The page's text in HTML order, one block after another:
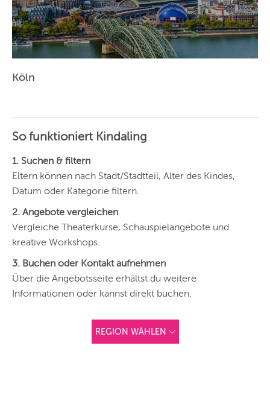
Köln
So funktioniert Kindaling
1. Suchen & filtern
Eltern können nach Stadt/Stadtteil, Alter des Kindes,
Datum oder Kategorie filtern.
2. Angebote vergleichen
Vergleiche Theaterkurse, Schauspielangebote und
kreative Workshops.
3. Buchen oder Kontakt aufnehmen
Über die Angebotsseite erhältst du weitere
Informationen oder kannst direkt buchen.
REGION WÄHLEN